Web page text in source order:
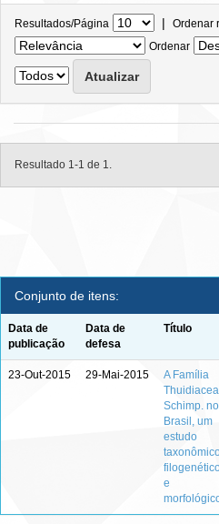
Resultados/Página | Ordenar
Ordenar
Resultado 1-1 de 1.
Conjunto de itens:
Data de
publicação
Data de
defesa
Título
23-Out-2015 29-Mai-2015
A Família
Schimp. no
Brasil, um
estudo
e